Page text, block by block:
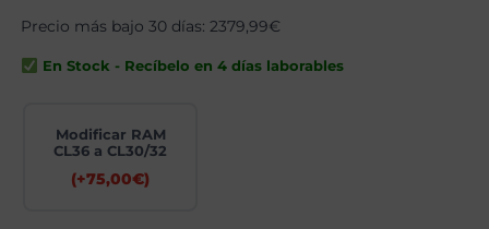
original
era:
2814,90€.
actual
es:
Precio más bajo 30 días:2379,99€
En Stock - Recíbelo en 4 días laborables
Modificar RAM
CL36 a CL30/32
(+75,00€)